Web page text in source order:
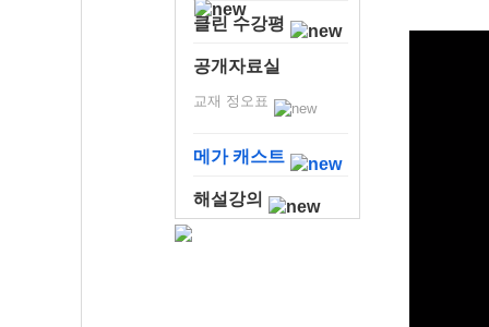
클린 수강평
공개자료실
교재 정오표
메가 캐스트
해설강의